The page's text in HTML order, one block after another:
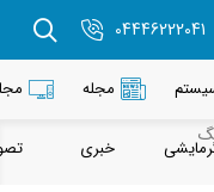
مجله
خبری
مجله
تصویری